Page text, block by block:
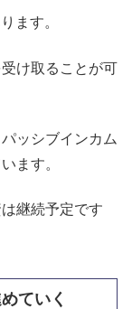
ます。
け取ることが可
ッシブインカム
ます。
継続予定です
ていく